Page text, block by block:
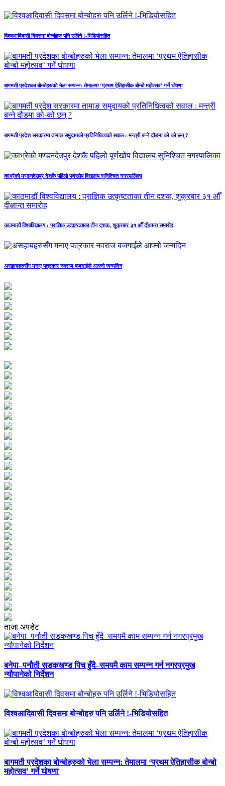
विश्वआदिवासी दिवसमा बोन्बोहरु पनि उर्लिने !-भिडियोसहित
बागमती प्रदेशका बोन्बोहरुको भेला सम्पन्न: तेमालमा ‘प्रथम ऐतिहासीक बोन्बो महोत्सव’ गर्ने घोषणा
बागमती प्रदेश सरकारमा तामाङ समुदायको प्रतिनिधित्वको सवाल : मन्त्री बन्ने दौडमा को‐को छन् ?
काभ्रेको मण्डनदेउपुर देशकै पहिलो पूर्णखोप विद्यालय सुनिश्चित नगरपालिका
काठमाडौं विश्वविद्यालय : प्राज्ञिक उत्कृष्टताका तीन दशक, शुक्रबार ३१ औँ दीक्षान्त समारोह
असहायहरुसँग मनाए पत्रकार नवराज बजगाईले आफ्नो जन्मदिन
ताजा अपडेट
बनेपा–पनौती सडकखण्ड पिच हुँदै–समयमै काम सम्पन्न गर्न नगरप्रमुख
न्यौपानेको निर्देशन
विश्वआदिवासी दिवसमा बोन्बोहरु पनि उर्लिने !-भिडियोसहित
बागमती प्रदेशका बोन्बोहरुको भेला सम्पन्न: तेमालमा ‘प्रथम ऐतिहासीक बोन्बो
महोत्सव’ गर्ने घोषणा